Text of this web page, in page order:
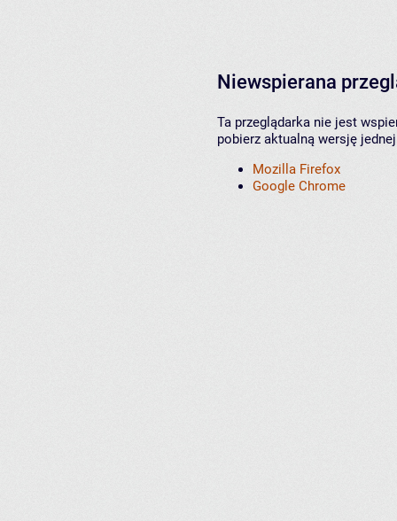
Niewspierana
Ta przeglądarka nie jest
pobierz aktualną wersję
Mozilla Firefox
Google Chrome